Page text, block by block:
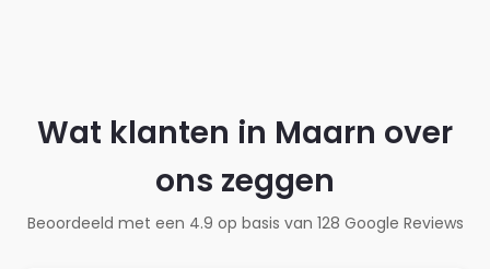
Wat klanten in Maarn over
ons zeggen
Beoordeeld met een 4.9 op basis van 128 Google Reviews